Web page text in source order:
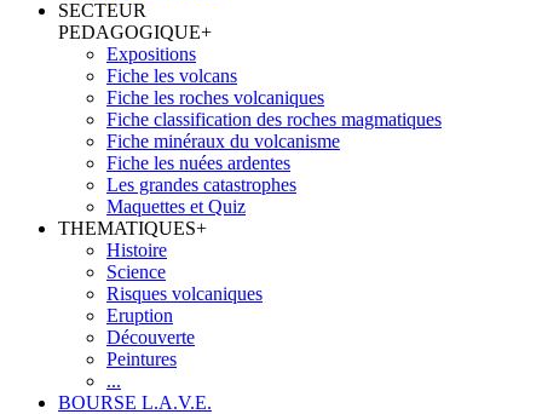
SECTEUR
PEDAGOGIQUE+
Expositions
Fiche les volcans
Fiche les roches volcaniques
Fiche classification des roches magmatiques
Fiche minéraux du volcanisme
Fiche les nuées ardentes
Les grandes catastrophes
Maquettes et Quiz
THEMATIQUES+
Histoire
Science
Risques volcaniques
Eruption
Découverte
Peintures
...
BOURSE L.A.V.E.